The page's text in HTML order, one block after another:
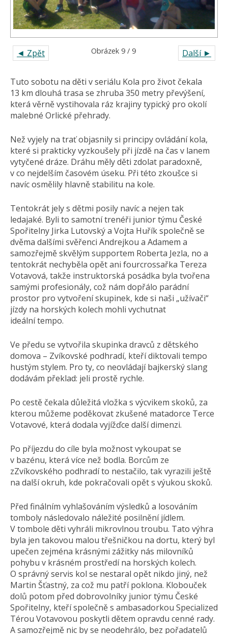
◄ Zpět Další ►
Obrázek 9 / 9
Tuto sobotu na děti v seriálu Kola pro život čekala
13 km dlouhá trasa se zhruba 350 metry převýšení,
která věrně vystihovala ráz krajiny typický pro okolí
malebné Orlické přehrady.
Než vyjely na trať objasnily si principy ovládání kola,
které si prakticky vyzkoušely při jízdě na čas v lanem
vytyčené dráze. Dráhu měly děti zdolat paradoxně,
v co nejdelším časovém úseku. Při této zkoušce si
navíc osmělily hlavně stabilitu na kole.
Tentokrát jely s dětmi posily navíc a nejen tak
ledajaké. Byli to samotní trenéři junior týmu České
Spořitelny Jirka Lutovský a Vojta Huřík společně se
dvěma dalšími svěřenci Andrejkou a Adamem a
samozřejmě skvělým supportem Roberta Jezla, no a
tentokrát nechyběla opět ani fourcrossařka Tereza
Votavová, takže instruktorská posádka byla tvořena
samými profesionály, což nám dopřálo parádní
prostor pro vytvoření skupinek, kde si naši „užívači“
jízdy na horských kolech mohli vychutnat
ideální tempo.
Ve předu se vytvořila skupinka dravců z dětského
domova – Zvíkovské podhradí, kteří diktovali tempo
hustým stylem. Pro ty, co neovládají bajkerský slang
dodávám překlad: jeli prostě rychle.
Po cestě čekala důležitá vložka s výcvikem skoků, za
kterou můžeme poděkovat zkušené matadorce Terce
Votavové, která dodala vyjížďce další dimenzi.
Po příjezdu do cíle byla možnost vykoupat se
v bazénu, která více než bodla. Borcům ze
zZvíkovského podhradí to nestačilo, tak vyrazili ještě
na další okruh, kde pokračovali opět s výukou skoků.
Před finálním vyhlašováním výsledků a losováním
tomboly následovalo náležité posilnění jídlem.
V tombole děti vyhráli mikrovlnou troubu. Tato výhra
byla jen takovou malou třešničkou na dortu, který byl
upečen zejména krásnými zážitky nás milovníků
pohybu v krásném prostředí na horských kolech.
O správný servis kol se nestaral opět nikdo jiný, než
Martin Šťastný, za což mu patří poklona. Klobouček
dolů potom před dobrovolníky junior týmu České
Spořitelny, kteří společně s ambasadorkou Specialized
Térou Votavovou poskytli dětem opravdu cenné rady.
A samozřejmě nic by se neodehrálo, bez pořadatelů